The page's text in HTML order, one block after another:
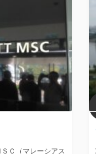
Ｃ（マレーシアス